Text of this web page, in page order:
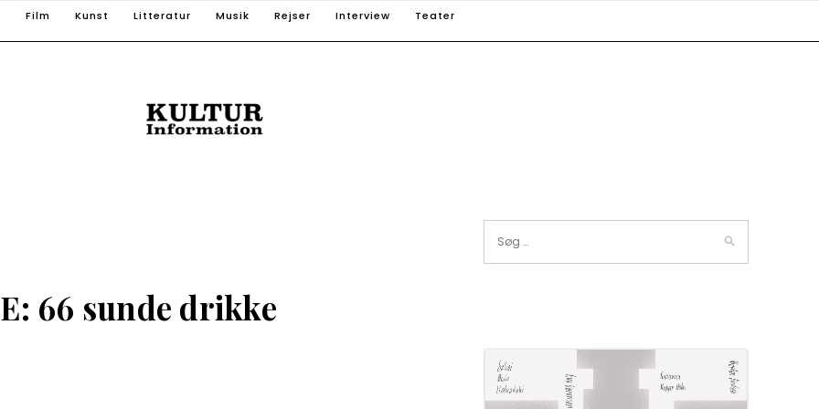
Film Kunst Litteratur Musik Rejser Interview Teater
66 sunde drikke